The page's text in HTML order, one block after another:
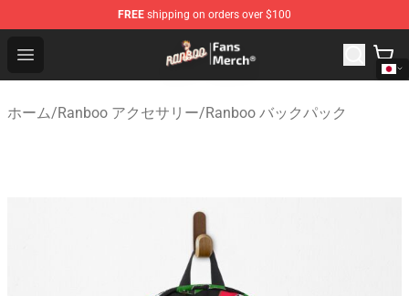
FREE shipping on orders over $100
Open menu
Ranboo Store - Official Ranboo Merchandise Shop
ホーム/Ranboo アクセサリー/Ranboo バックパック